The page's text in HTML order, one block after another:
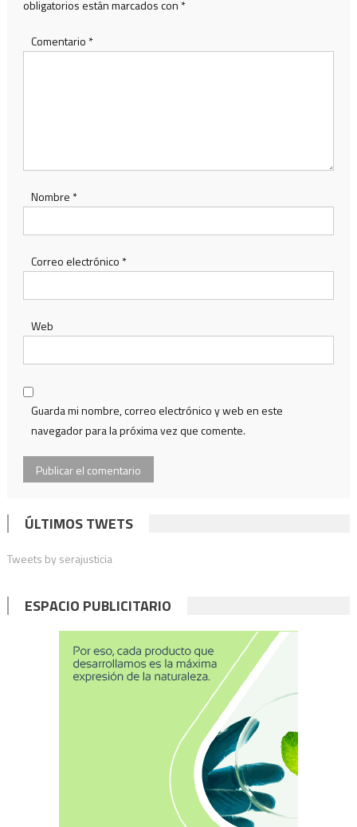
obligatorios están marcados con *
Comentario *
Nombre *
Correo electrónico *
Web
Guarda mi nombre, correo electrónico y web en este
navegador para la próxima vez que comente.
ÚLTIMOS TWETS
Tweets by serajusticia
ESPACIO PUBLICITARIO